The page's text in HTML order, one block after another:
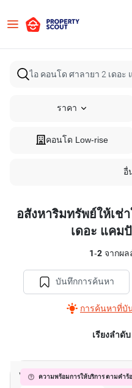
ราคา
คอนโด Low-rise
อื่
อสังหาริมทรัพย์ให้เช่
เดอะ แคม
1-2จากผล
บันทึกการค้นหา
การค้นหาที่บั
เรียงลำดับ
ความพร้อมการให้บริการ ตามคำร้
ไอ คอนโด ศาลายา